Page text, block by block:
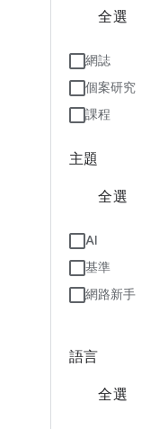
全選
網誌
個案研究
課程
主題
全選
AI
基準
網路新手
語言
全選